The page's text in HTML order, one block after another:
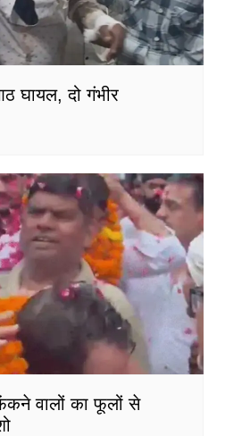
घायल, दो गंभीर
वालों का फूलों से